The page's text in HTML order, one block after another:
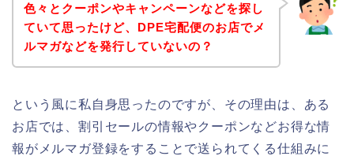
色々とクーポンやキャンペーンなどを探し
ていて思ったけど、DPE宅配便のお店でメ
ルマガなどを発行していないの？
という風に私自身思ったのですが、その理由は、ある
お店では、割引セールの情報やクーポンなどお得な情
報がメルマガ登録をすることで送られてくる仕組みに